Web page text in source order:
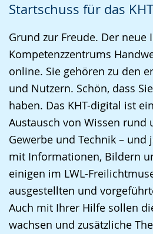
Startschuss für das
Leichten
Sprache
wechseln.
Audio-
Unterstützung.
Video
in
Deutscher
Gebärdensprache
wird
angezeigt.
Grund zur Freude. Der
Kompetenzzentrums
online. Sie gehören zu den
und Nutzern. Schön, dass
haben. Das KHT-digital ist
Austausch von Wissen rund
Gewerbe und Technik – und
mit Informationen, Bildern
einigen im LWL-
ausgestellten und
Auch mit Ihrer Hilfe sollen
wachsen und zusätzliche